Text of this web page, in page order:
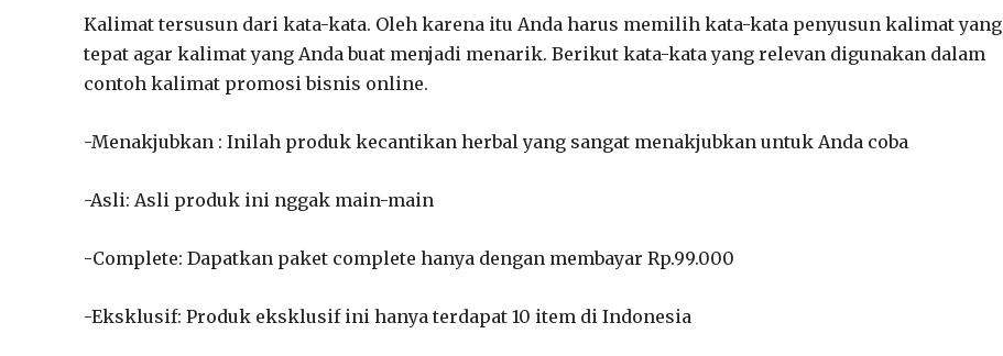
Kalimat tersusun dari kata-kata. Oleh karena itu Anda harus memilih kata-kata penyusun kalimat yang
tepat agar kalimat yang Anda buat menjadi menarik. Berikut kata-kata yang relevan digunakan dalam
contoh kalimat promosi bisnis online.
-Menakjubkan : Inilah produk kecantikan herbal yang sangat menakjubkan untuk Anda coba
-Asli: Asli produk ini nggak main-main
-Complete: Dapatkan paket complete hanya dengan membayar Rp.99.000
-Eksklusif: Produk eksklusif ini hanya terdapat 10 item di Indonesia